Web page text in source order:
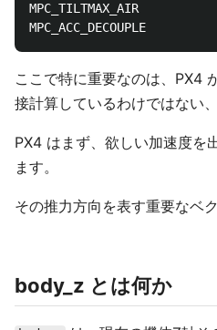
MPC_TILTMAX_AIR
ここで特に重要なのは、PX4
接計算しているわけではない
PX4 はまず、欲しい加速度を
ます。
その推力方向を表す重要なベ
body_z とは何か